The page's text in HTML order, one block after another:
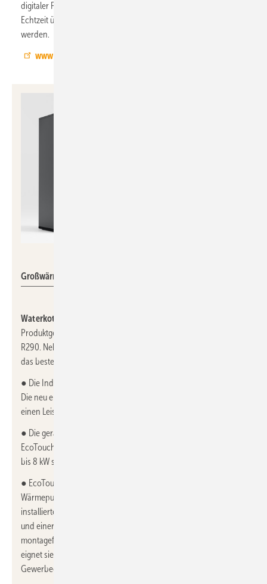
digitaler Plattform „Abound HVAC Performance” verbunden, in
Echtzeit überwacht und damit vorausschauend gewartet
werden.
www.carrier.com
Großwärmepumpe Industrial Line 8060.7
Waterkotte, 12.1-B67,
Produktgenerationen mit dem klimafreundlichen Kältemittel
R290. Neben den Neuheiten informiert der Hersteller auch über
das bestehende Produktprogramm
● Die Industrial Line 8060.7 ist eine Großwärmepumpe mit R290.
Die neu entwickelte Baureihe deckt mit mehreren Modellen
einen Leistungsbereich bis 120 kW ab.
● Die geräuscharm konstruierte Luft/Wasser-Wärmepumpe
EcoTouch Air Bloc eignet sich mit einem Leistungsbereich von 5
bis 8 kW sowohl für den Neubau und Sanierung.
● EcoTouch Geo Cube ist die erste Waterkotte Geothermie-
Wärmepumpe mit R290. Dank des außerhalb des Gebäudes
installierten Kältekreises mit kompletter Wärmepumpentechnik
und einer praktischen Aufbaukonsole ist die Lösung service- und
montagefreundlich. Mit einem Leistungsbereich von 6 bis 19 kW
eignet sie sich für Mehrfamilienhäuser und kleinere Büro- und
Gewerbeobjekte in Neubau und Bestand.